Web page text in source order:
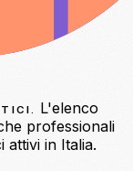
L'elenco
professionali
attivi in Italia.